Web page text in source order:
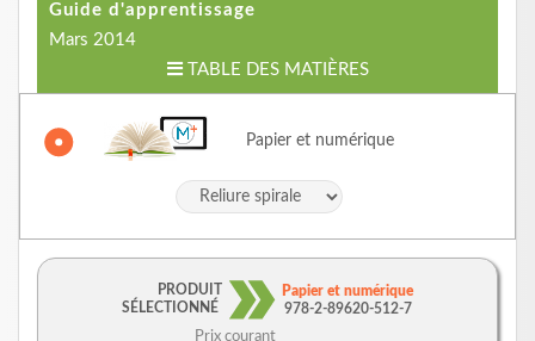
Guide d'apprentissage
Mars 2014
TABLE DES MATIÈRES
Papier et numérique
PRODUIT
SÉLECTIONNÉ
Papier et numérique
978-2-89620-512-7
Prix courant